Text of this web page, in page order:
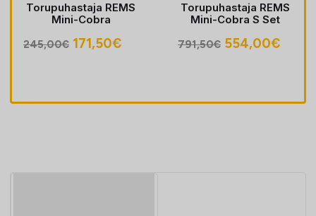
Torupuhastaja REMS
Mini-Cobra
245,00€ Algne
171,50€Praegune
Torupuhastaja REMS
Mini-Cobra S Set
791,50€ Algne
554,00€